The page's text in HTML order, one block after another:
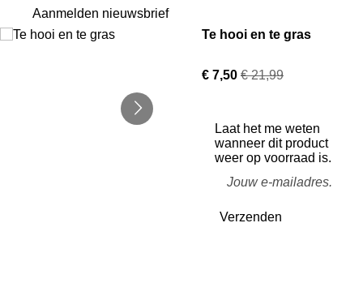
Aanmelden nieuwsbrief
Te hooi en te gras
€ 7,50 € 21,99
Laat het me weten
wanneer dit product
weer op voorraad is.
Verzenden